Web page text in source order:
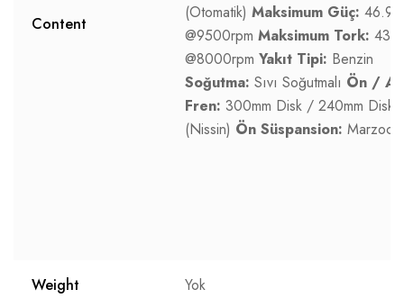
Content
(Otomatik) Maksimum Güç:
@9500rpm Maksimum Tork:
@8000rpm Yakıt Tipi: Benzin
Soğutma: Sıvı Soğutmalı Ön /
Fren: 300mm Disk / 240mm Disk
(Nissin) Ön Süspansion:
Weight Yok